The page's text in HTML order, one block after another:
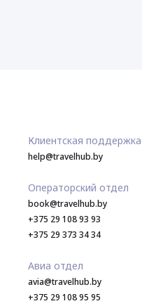
Клиентская поддержка
help@travelhub.by
Операторский отдел
book@travelhub.by
+375 29 108 93 93
+375 29 373 34 34
Авиа отдел
avia@travelhub.by
+375 29 108 95 95